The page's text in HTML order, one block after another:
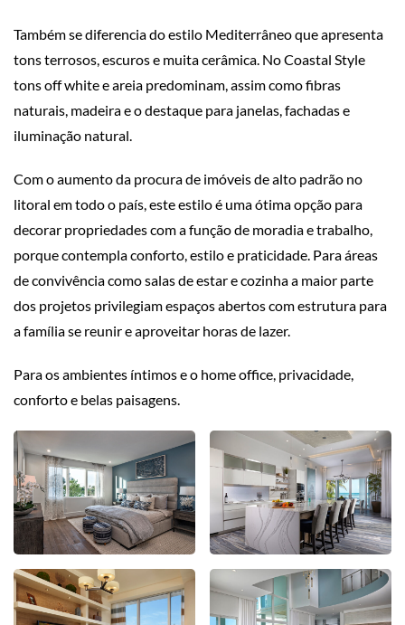
Também se diferencia do estilo Mediterrâneo que apresenta
tons terrosos, escuros e muita cerâmica. No Coastal Style
tons off white e areia predominam, assim como fibras
naturais, madeira e o destaque para janelas, fachadas e
iluminação natural.
Com o aumento da procura de imóveis de alto padrão no
litoral em todo o país, este estilo é uma ótima opção para
decorar propriedades com a função de moradia e trabalho,
porque contempla conforto, estilo e praticidade. Para áreas
de convivência como salas de estar e cozinha a maior parte
dos projetos privilegiam espaços abertos com estrutura para
a família se reunir e aproveitar horas de lazer.
Para os ambientes íntimos e o home office, privacidade,
conforto e belas paisagens.